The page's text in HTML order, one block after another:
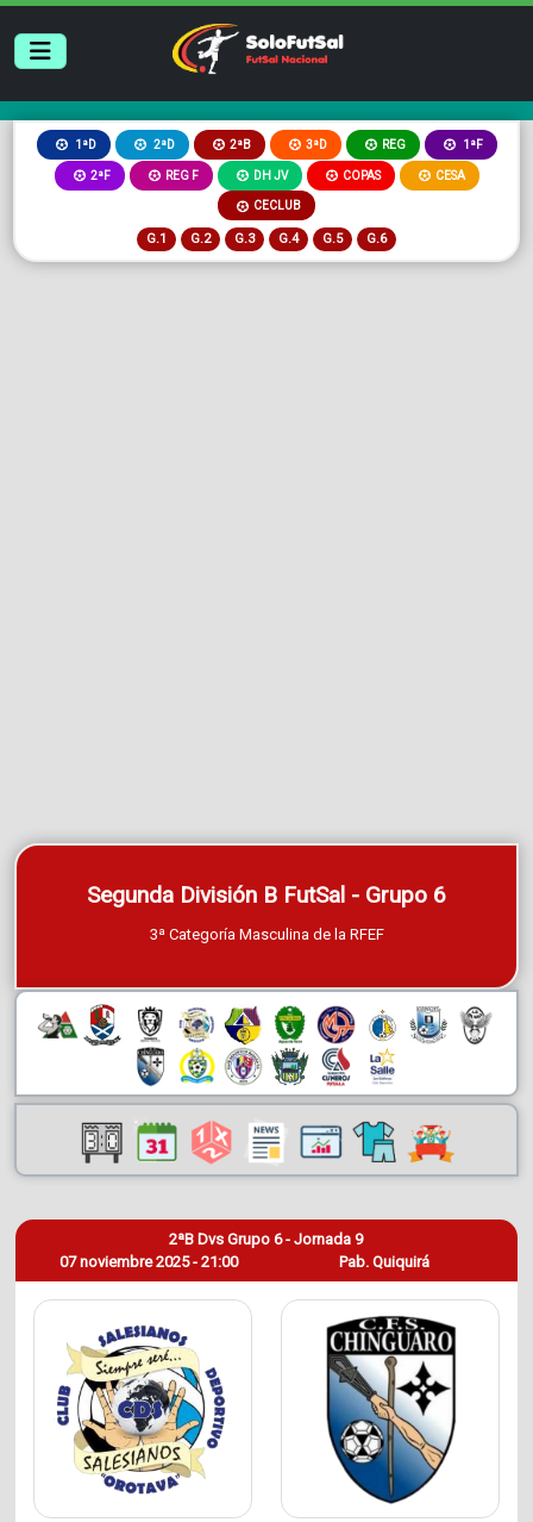
1ªD 2ªD 2ªB 3ªD REG 1ªF
2ªF REG F DH JV COPAS CESA
CECLUB
G.1 G.2 G.3 G.4 G.5 G.6
Segunda División B FutSal - Grupo 6
3ª Categoría Masculina de la RFEF
07 noviembre 2025 - 21:00
2ªB Dvs Grupo 6 - Jornada 9
Pab. Quiquirá